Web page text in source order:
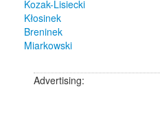
Kozak-Lisiecki
Kłosinek
Breninek
Miarkowski
Advertising: